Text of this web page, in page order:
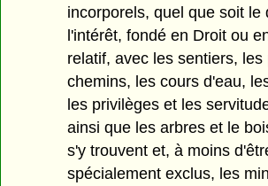
incorporels, quel que soit le
l'intérêt, fondé en Droit ou
relatif, avec les sentiers,
chemins, les cours d'eau,
les privilèges et les
ainsi que les arbres et le
s'y trouvent et, à moins
spécialement exclus, les